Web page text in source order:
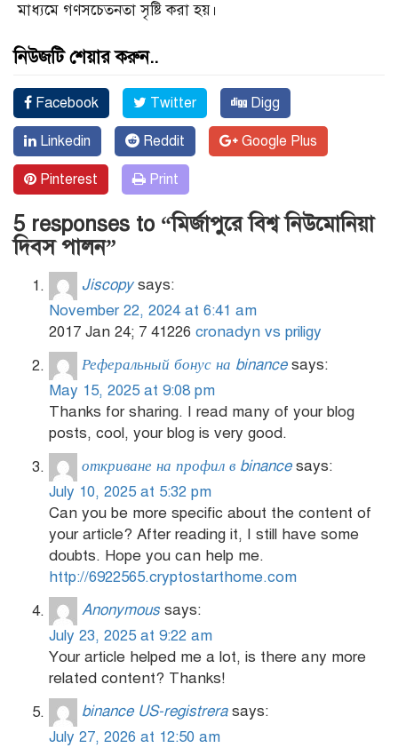
মাধ্যমে গণসচেতনতা সৃষ্টি করা হয়।
নিউজটি শেয়ার করুন..
Facebook Twitter Digg
Linkedin Reddit Google Plus
Pinterest Print
5 responses to “মির্জাপুরে বিশ্ব নিউমোনিয়া
দিবস পালন”
Jiscopy says:
November 22, 2024 at 6:41 am
2017 Jan 24; 7 41226 cronadyn vs priligy
Реферальный бонус на binance says:
May 15, 2025 at 9:08 pm
Thanks for sharing. I read many of your blog
posts, cool, your blog is very good.
откриване на профил в binance says:
July 10, 2025 at 5:32 pm
Can you be more specific about the content of
your article? After reading it, I still have some
doubts. Hope you can help me.
http://6922565.cryptostarthome.com
Anonymous says:
July 23, 2025 at 9:22 am
Your article helped me a lot, is there any more
related content? Thanks!
binance US-registrera says:
July 27, 2026 at 12:50 am